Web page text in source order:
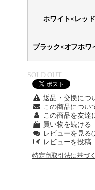
ホワイト×レッド
ブラック×オフホワ
SOLD OUT
返品・交換につ
この商品につい
この商品を友達
買い物を続ける
レビューを見る
レビューを投稿
特定商取引法に基づ